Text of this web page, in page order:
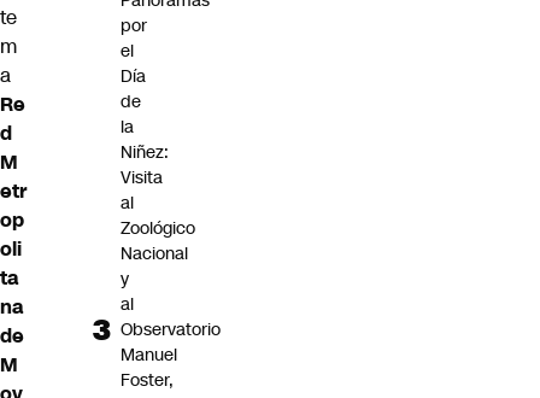
te
m
a
Re
d
M
etr
op
oli
ta
na
de
M
por
el
Día
de
la
Niñez:
Visita
al
Zoológico
Nacional
y
al
Observatorio
Manuel
Foster,